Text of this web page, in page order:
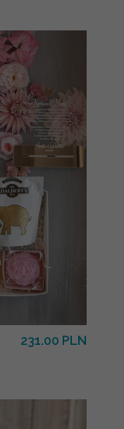
231.00 PLN